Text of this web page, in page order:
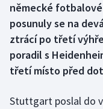
Box
Curling
Dostihy
Florbal
německé
posunuly se na
ztrácí po třetí
poradil s
třetí místo před
Stuttgart poslal do